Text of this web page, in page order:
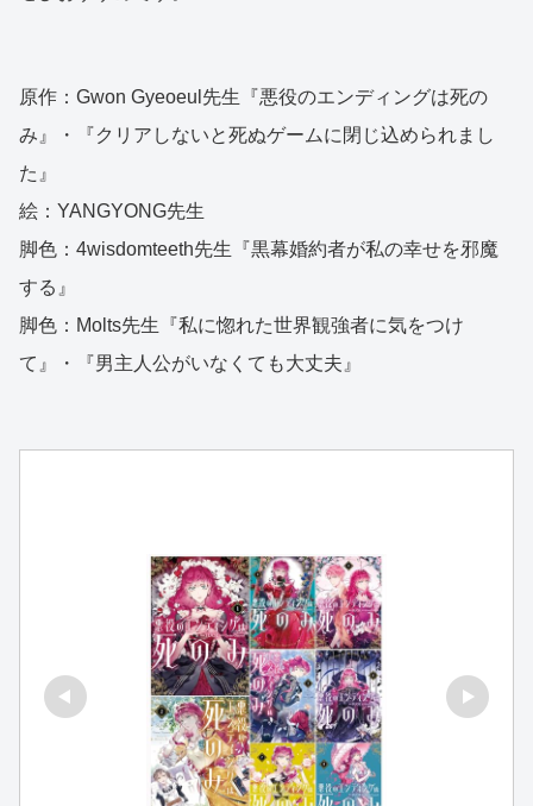
原作：Gwon Gyeoeul先生『悪役のエンディングは死の
み』・『クリアしないと死ぬゲームに閉じ込められまし
た』
絵：YANGYONG先生
脚色：4wisdomteeth先生『黒幕婚約者が私の幸せを邪魔
する』
脚色：Molts先生『私に惚れた世界観強者に気をつけ
て』・『男主人公がいなくても大丈夫』